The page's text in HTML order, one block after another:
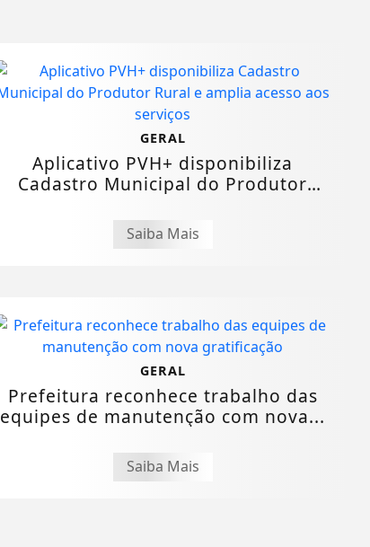
GERAL
Aplicativo PVH+ disponibiliza
Cadastro Municipal do Produtor
Saiba Mais
GERAL
Prefeitura reconhece trabalho das
equipes de manutenção com nova...
Saiba Mais